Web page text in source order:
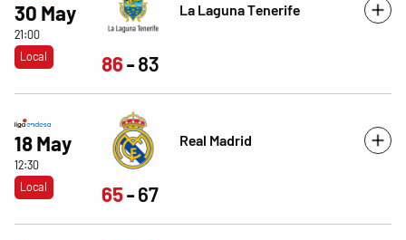
30 May
21:00
Local
La Laguna Tenerife
86 83
18 May
12:30
Local
Real Madrid
65 67